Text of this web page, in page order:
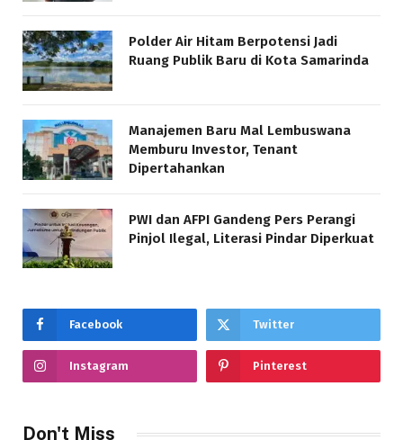
Polder Air Hitam Berpotensi Jadi
Ruang Publik Baru di Kota Samarinda
Manajemen Baru Mal Lembuswana
Memburu Investor, Tenant
Dipertahankan
PWI dan AFPI Gandeng Pers Perangi
Pinjol Ilegal, Literasi Pindar Diperkuat
Facebook Twitter
Instagram Pinterest
Don't Miss